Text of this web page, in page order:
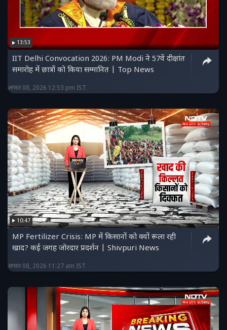
13:53
IIT Delhi Convocation 2026: PM Modi ने 57वें दीक्षांत
समारोह में छात्रों को किया सम्मानित | Top News
अगस्त 08, 2026 12:53 pm IST
10:47
MP Fertilizer Crisis: MP में किसानों को क्यों रूला रही
खाद? कई जगह जोरदार प्रदर्शन | Shivpuri News
अगस्त 08, 2026 11:27 am IST